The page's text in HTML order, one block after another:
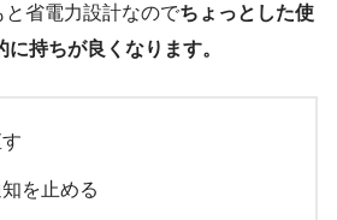
省電力設計なのでちょっとした使
持ちが良くなります。
を止める